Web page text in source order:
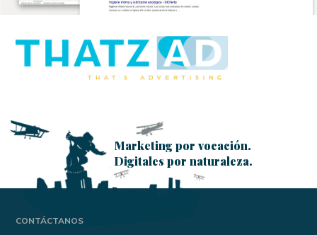
Marketing por vocación.
Digitales por naturaleza.
CONTÁCTANOS